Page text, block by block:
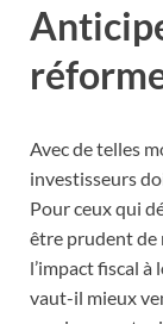
Avec de telles
investisseurs
Pour ceux qui
être prudent de
l’impact fiscal
vaut-il mieux